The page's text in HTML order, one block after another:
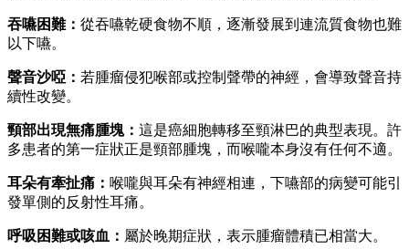
吞嚥困難： 從吞嚥乾硬食物不順，逐漸發展到連流質食物也難
以下嚥。
聲音沙啞： 若腫瘤侵犯喉部或控制聲帶的神經，會導致聲音持
續性改變。
頸部出現無痛腫塊： 這是癌細胞轉移至頸淋巴的典型表現。許
多患者的第一症狀正是頸部腫塊，而喉嚨本身沒有任何不適。
耳朵有牽扯痛： 喉嚨與耳朵有神經相連，下嚥部的病變可能引
發單側的反射性耳痛。
呼吸困難或咳血： 屬於晚期症狀，表示腫瘤體積已相當大。